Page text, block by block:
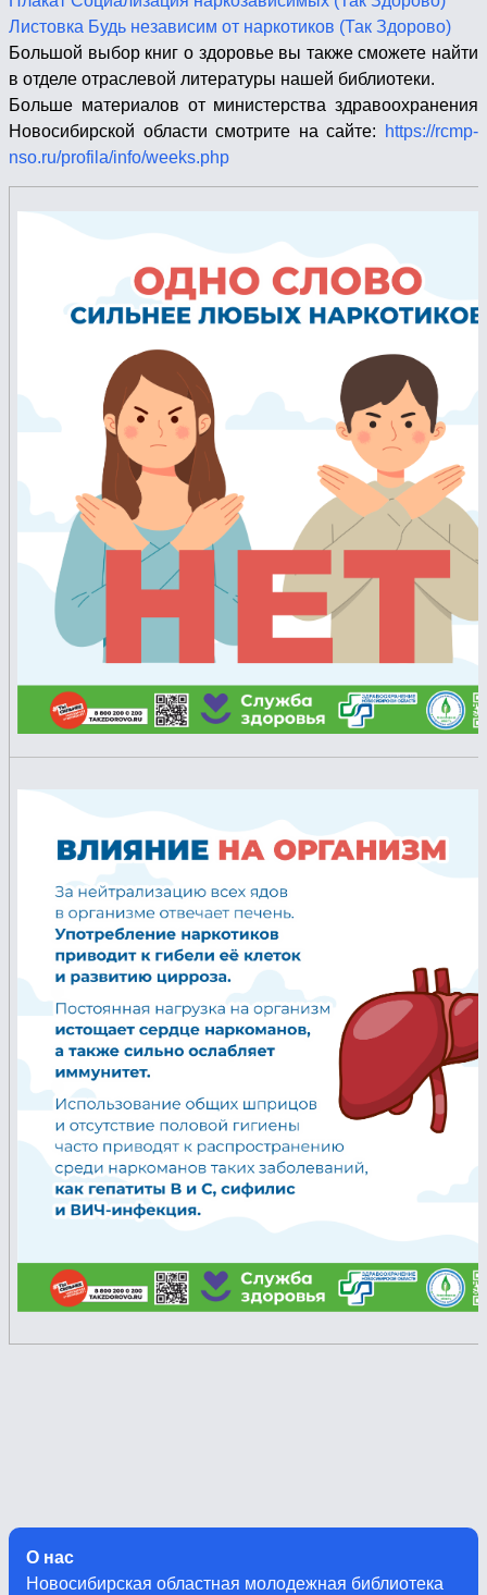
Листовка Будь независим от наркотиков (Так Здорово)
Большой выбор книг о здоровье вы также сможете найти
в отделе отраслевой литературы нашей библиотеки.
Больше материалов от министерства здравоохранения
Новосибирской области смотрите на сайте:
https://rcmp-
nso.ru/profila/info/weeks.php
О нас
Новосибирская областная молодежная библиотека